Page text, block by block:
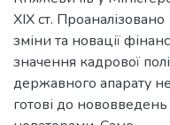
XIX ст. Проаналізовано
зміни та новації
значення кадрової
державного апарату
готові до нововведень